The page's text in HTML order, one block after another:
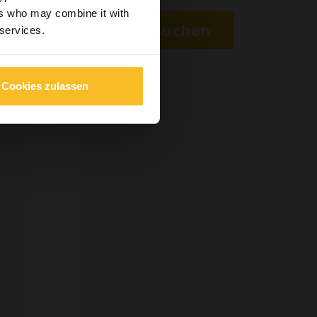
who may combine it with
Cookies zulassen
Suchen
enthält.